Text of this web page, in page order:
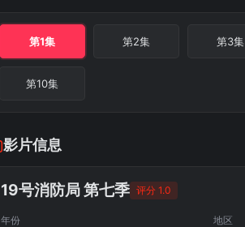
第1集 第2集 第3集
第10集
影片信息
19号消防局 第七季 评分 1.0
年份 地区